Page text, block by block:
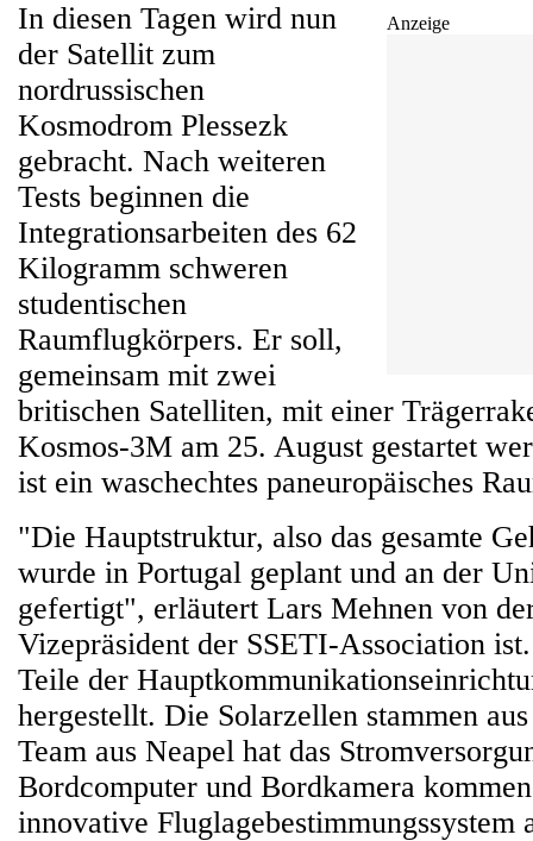
Anzeige
In diesen Tagen wird nun
der Satellit zum
nordrussischen
Kosmodrom Plessezk
gebracht. Nach weiteren
Tests beginnen die
Integrationsarbeiten des 62
Kilogramm schweren
studentischen
Raumflugkörpers. Er soll,
gemeinsam mit zwei
britischen Satelliten, mit einer
Kosmos-3M am 25. August gestartet
ist ein waschechtes paneuropäisches
"Die Hauptstruktur, also das gesamte
wurde in Portugal geplant und an der
gefertigt", erläutert Lars Mehnen von
Vizepräsident der SSETI-Association
Teile der
hergestellt. Die Solarzellen stammen
Team aus Neapel hat das
Bordcomputer und Bordkamera
innovative Fluglagebestimmungssystem